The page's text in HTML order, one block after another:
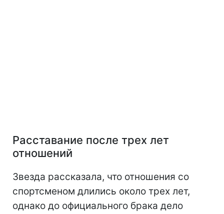
Расставание после трех лет
отношений
Звезда рассказала, что отношения со
спортсменом длились около трех лет,
однако до официального брака дело